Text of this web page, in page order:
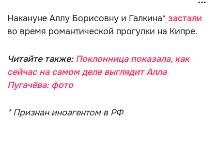
Накануне Аллу Борисовну и Галкина* застали
во время романтической прогулки на Кипре.
Читайте также: Поклонница показала, как
сейчас на самом деле выглядит Алла
Пугачёва: фото
* Признан иноагентом в РФ